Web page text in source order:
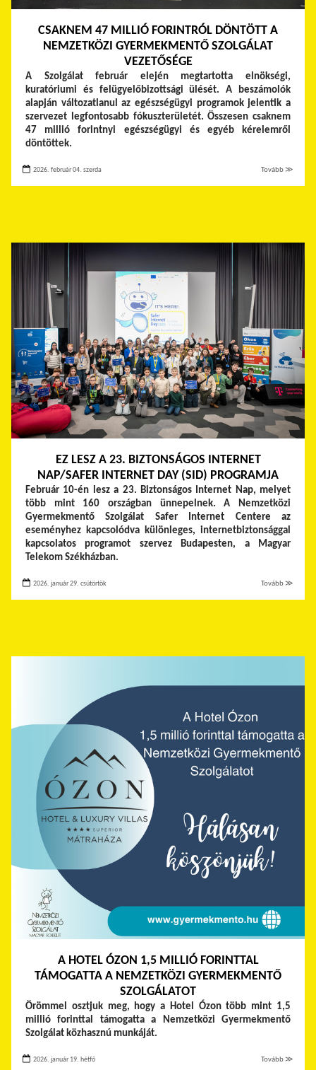
CSAKNEM 47 MILLIÓ FORINTRÓL DÖNTÖTT A
NEMZETKÖZI GYERMEKMENTŐ SZOLGÁLAT
VEZETŐSÉGE
A Szolgálat február elején megtartotta elnökségi,
kuratóriumi és felügyelőbizottsági ülését. A beszámolók
alapján változatlanul az egészségügyi programok jelentik a
szervezet legfontosabb fókuszterületét. Összesen csaknem
47 millió forintnyi egészségügyi és egyéb kérelemről
döntöttek.
2026. február 04. szerda Tovább ≫
EZ LESZ A 23. BIZTONSÁGOS INTERNET
NAP/SAFER INTERNET DAY (SID) PROGRAMJA
Február 10-én lesz a 23. Biztonságos Internet Nap, melyet
több mint 160 országban ünnepelnek. A Nemzetközi
Gyermekmentő Szolgálat Safer Internet Centere az
eseményhez kapcsolódva különleges, internetbiztonsággal
kapcsolatos programot szervez Budapesten, a Magyar
Telekom Székházban.
2026. január 29. csütörtök Tovább ≫
A HOTEL ÓZON 1,5 MILLIÓ FORINTTAL
TÁMOGATTA A NEMZETKÖZI GYERMEKMENTŐ
SZOLGÁLATOT
Örömmel osztjuk meg, hogy a Hotel Ózon több mint 1,5
millió forinttal támogatta a Nemzetközi Gyermekmentő
Szolgálat közhasznú munkáját.
2026. január 19. hétfő Tovább ≫